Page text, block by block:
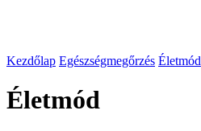
Kezdőlap Egészségmegőrzés Életmód
Életmód